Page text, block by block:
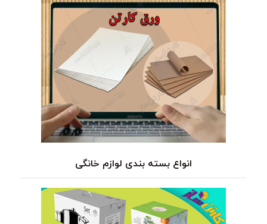
انواع بسته بندی لوازم خانگی